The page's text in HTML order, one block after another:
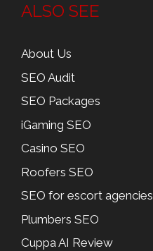
ALSO SEE
About Us
SEO Audit
SEO Packages
iGaming SEO
Casino SEO
Roofers SEO
SEO for escort agencies
Plumbers SEO
Cuppa AI Review